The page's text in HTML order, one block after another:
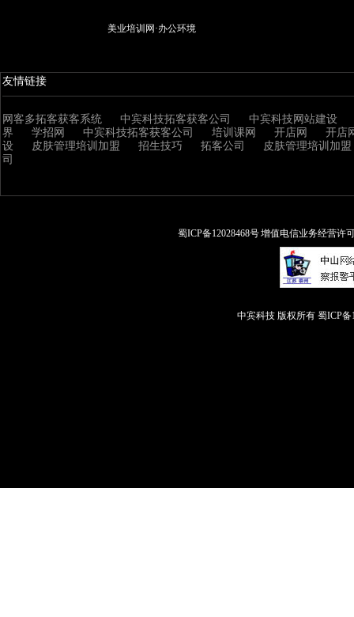
美业培训网·办公环境
友情链接
网客多拓客获客系统 中宾科技拓客获客公司
中宾科技网站建设
界
学招网 中宾科技拓客获客公司 培训课网 开店网
开店
设
皮肤管理培训加盟 招生技巧 拓客公司
皮肤管理培训加盟
司
蜀ICP备12028468号 增值电信业务经营许
中宾科技 版权所有 蜀ICP备